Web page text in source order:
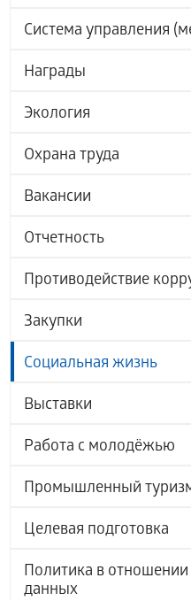
Система управления
Награды
Экология
Охрана труда
Вакансии
Отчетность
Противодействие
Закупки
Социальная жизнь
Выставки
Работа с молодёжью
Промышленный
Целевая подготовка
Политика в
данных